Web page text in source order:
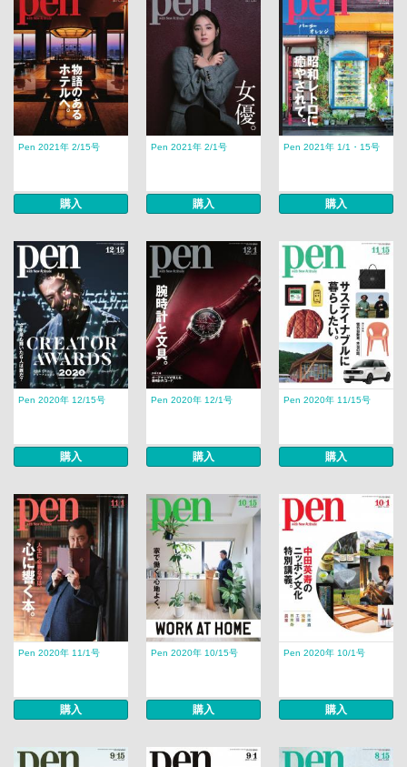
Pen 2021年 2/15号
購入
Pen 2021年 2/1号
購入
Pen 2021年 1/1・15号
購入
Pen 2020年 12/15号
購入
Pen 2020年 12/1号
購入
Pen 2020年 11/15号
購入
Pen 2020年 11/1号
購入
Pen 2020年 10/15号
購入
Pen 2020年 10/1号
購入